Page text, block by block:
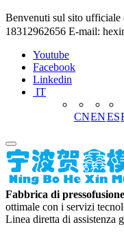
Benvenuti sul sito
18312962656 E-mail:
Youtube
Facebook
Linkedin
IT
CNENES
Fabbrica di
ottimale con i servizi
Linea diretta di assistenza